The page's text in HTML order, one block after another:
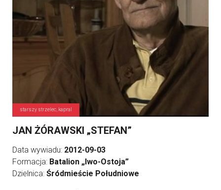
starszy strzelec, kapral
JAN ŻÓRAWSKI „STEFAN”
Data wywiadu: 2012-09-03
Formacja: Batalion „Iwo-Ostoja”
Dzielnica: Śródmieście Południowe